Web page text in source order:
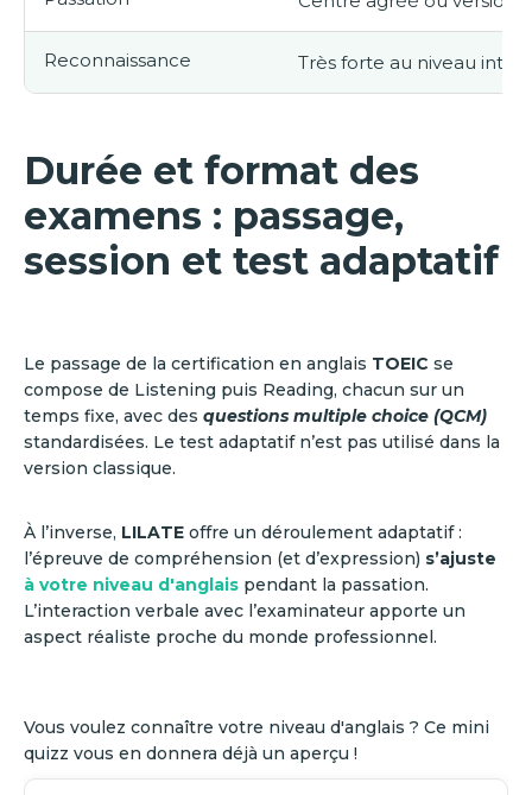
Reconnaissance Très forte au niveau
Durée et format des
examens : passage,
session et test adaptatif
Le passage de la certification en anglais TOEIC se
compose de Listening puis Reading, chacun sur un
temps fixe, avec des questions multiple choice (QCM)
standardisées. Le test adaptatif n’est pas utilisé dans la
version classique.
À l’inverse, LILATE offre un déroulement adaptatif :
l’épreuve de compréhension (et d’expression) s’ajuste
à votre niveau d'anglais pendant la passation.
L’interaction verbale avec l’examinateur apporte un
aspect réaliste proche du monde professionnel.
Vous voulez connaître votre niveau d'anglais ? Ce mini
quizz vous en donnera déjà un aperçu !